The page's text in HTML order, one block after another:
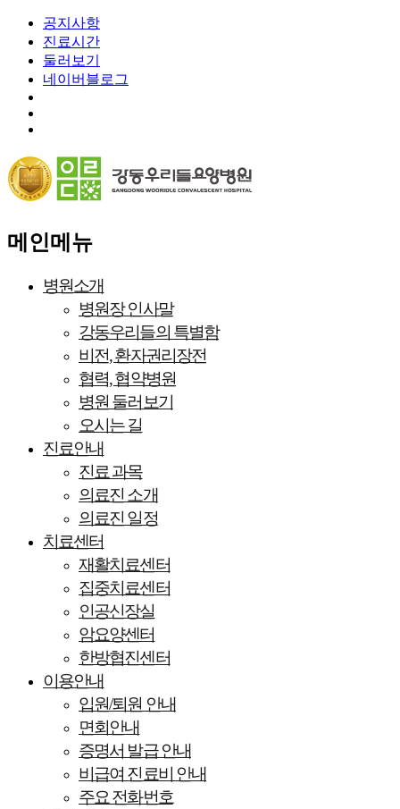
공지사항
진료시간
둘러보기
네이버블로그
메인메뉴
병원소개
병원장 인사말
강동우리들의 특별함
비전, 환자권리장전
협력, 협약병원
병원 둘러보기
오시는 길
진료안내
진료 과목
의료진 소개
의료진 일정
치료센터
재활치료센터
집중치료센터
인공신장실
암요양센터
한방협진센터
이용안내
입원/퇴원 안내
면회안내
증명서 발급 안내
비급여 진료비 안내
주요 전화번호